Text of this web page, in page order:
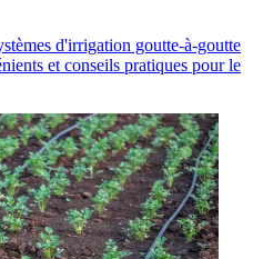
d'irrigation goutte-à-goutte
et conseils pratiques pour le